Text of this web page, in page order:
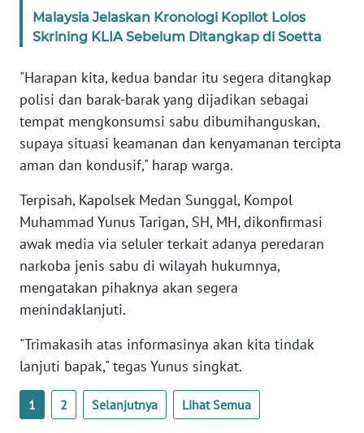
Malaysia Jelaskan Kronologi Kopilot Lolos
Skrining KLIA Sebelum Ditangkap di Soetta
"Harapan kita, kedua bandar itu segera ditangkap
polisi dan barak-barak yang dijadikan sebagai
tempat mengkonsumsi sabu dibumihanguskan,
supaya situasi keamanan dan kenyamanan tercipta
aman dan kondusif," harap warga.
Terpisah, Kapolsek Medan Sunggal, Kompol
Muhammad Yunus Tarigan, SH, MH, dikonfirmasi
awak media via seluler terkait adanya peredaran
narkoba jenis sabu di wilayah hukumnya,
mengatakan pihaknya akan segera
menindaklanjuti.
"Trimakasih atas informasinya akan kita tindak
lanjuti bapak," tegas Yunus singkat.
1 2 Selanjutnya Lihat Semua
SULBAR
BABEL
WN
SUMBAR
SUMSEL
WN
BENGKULU
WN
WN